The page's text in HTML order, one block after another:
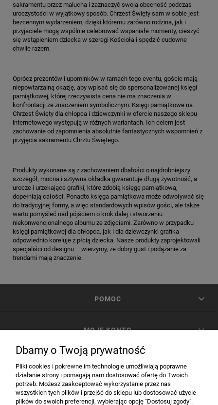
sakramentu przez malucha i zaznaczyć swoją obecność podczas
uroczystości w wyjątkowy sposób. Chrzest Święty sam w sobie jest
bezcennym wydarzeniem, dzięki któremu zarówno rodzina, jak i
przyjaciele mogą wspólnie celebrować wspaniałe momenty, cieszyć
się wstąpieniem dziecka w szeregi Kościoła i spędzić cudowne
chwile razem.
Oprócz prezentów i upominków w ramach tego eventu, goście mają
niepowtarzalną okazję, aby wpisać się do spersonalizowanej księgi
pamiątkowej, której rzeczywista cena nie ma znaczenia w
konfrontacji ze znaczeniem symbolicznym. Księgi pamiątkowe na
Chrzest Święty dla chłopca i dziewczynki w ofercie naszego sklepu
internetowego występują w różnych wariantach. Ich celem jest
zachowanie od zapomnienia absolutnie fantastycznych wspomnień z
przyjęcia sakramentu Chrztu Świętego.
Produkty wykonane są z zachowaniem dbałości o najdrobniejszy
szczegół, mocna i sztywna okładka gwarantuje długą żywotność, a
urocze i urzekające grafiki, które zdobią księgę pamiątkową,
dopełniają całości. Ponadto księga pamiątkowa może odwoływać się
do tradycyjnej formy, a więc standardowych wpisów gości, ale także
warto pomyśleć nad pójściem o krok dalej i stworzeniu
niekonwencjonalnego albumu ze zdjęciami. Zarówno w przypadku
księgi pamiątkowej dla chłopca, jak i dla dziewczynki grafika
odpowiednio koreluje z płcią dziecka. Nasze produkty zaprojektowali
specjaliści od designu – wierzymy, że dobry gust i podążanie za
trendami mają znaczenie.
POMOC
MOJE KONTO
INFORMACJE
Dbamy o Twoją prywatność
Pliki cookies i pokrewne im technologie umożliwiają poprawne
działanie strony i pomagają nam dostosować ofertę do Twoich
potrzeb. Możesz zaakceptować wykorzystanie przez nas
wszystkich tych plików i przejść do sklepu lub dostosować użycie
plików do swoich preferencji, wybierając opcję "Dostosuj zgody".